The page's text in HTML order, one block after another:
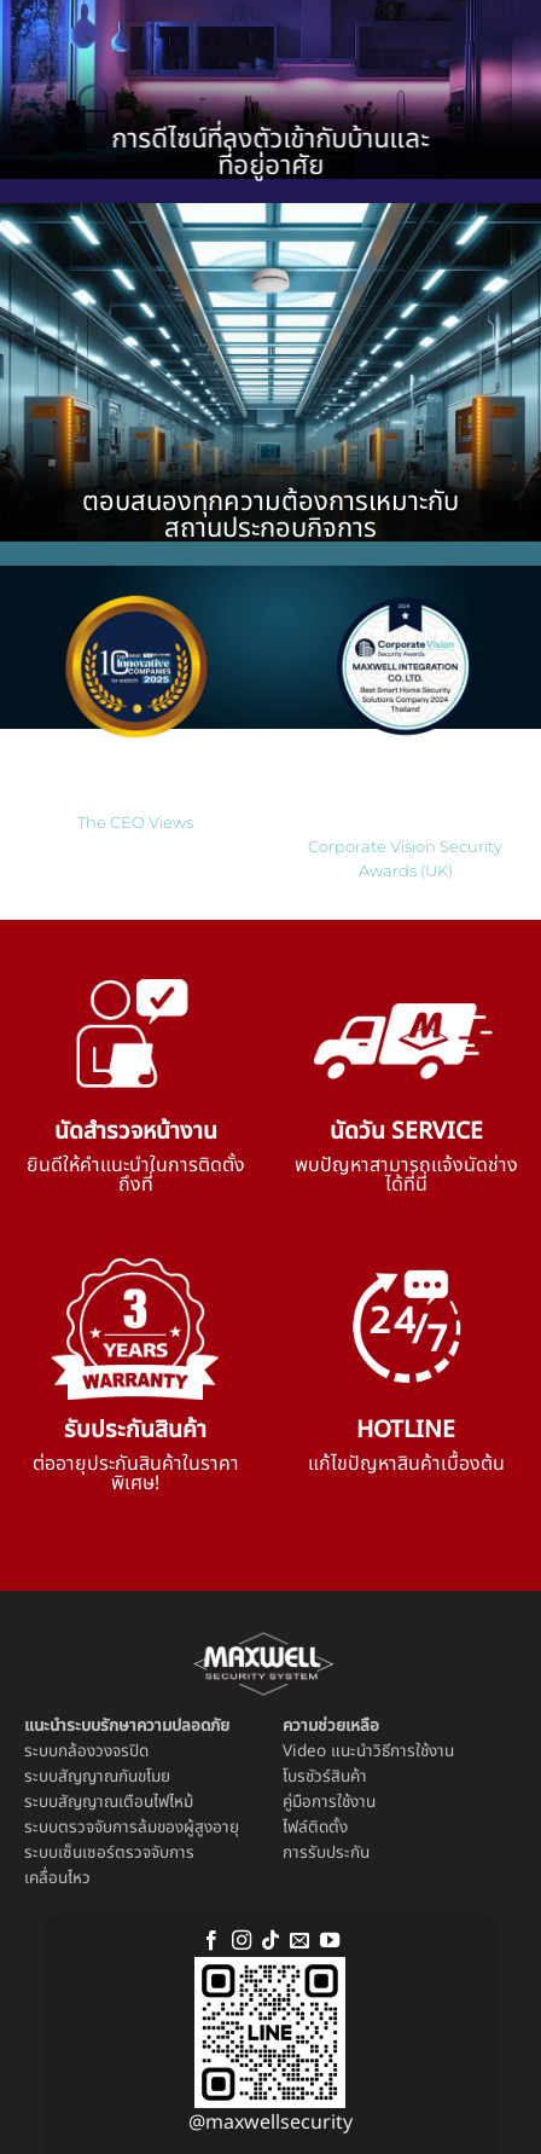
การดีไซน์ที่ลงตัวเข้ากับบ้านและ
ที่อยู่อาศัย
ตอบสนองทุกความต้องการเหมาะกับ
สถานประกอบกิจการ
The CEO Views
Corporate Vision Security
Awards (UK)
นัดสำรวจหน้างาน
ยินดีให้คำแนะนำในการติดตั้ง
ถึงที่
นัดวัน SERVICE
พบปัญหาสามารถแจ้งนัดช่าง
ได้ที่นี่
รับประกันสินค้า
ต่ออายุประกันสินค้าในราคา
พิเศษ!
HOTLINE
แก้ไขปัญหาสินค้าเบื้องต้น
แนะนำระบบรักษาความปลอดภัย
ระบบกล้องวงจรปิด
ระบบสัญญาณกันขโมย
ระบบสัญญาณเตือนไฟไหม้
ระบบตรวจจับการล้มของผู้สูงอายุ
ระบบเซ็นเซอร์ตรวจจับการ
เคลื่อนไหว
ความช่วยเหลือ
Video แนะนำวิธีการใช้งาน
โบรชัวร์สินค้า
คู่มือการใช้งาน
ไฟล์ติดตั้ง
การรับประกัน
@maxwellsecurity